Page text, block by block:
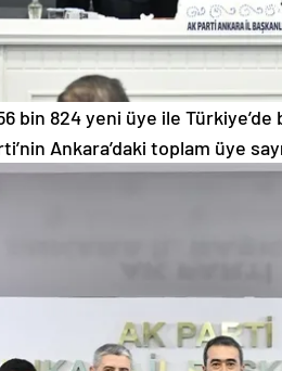
bin 824 yeni üye ile
Ankara’daki toplam üye